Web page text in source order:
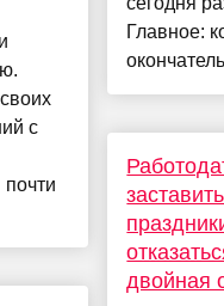
с
Главное:
двойная